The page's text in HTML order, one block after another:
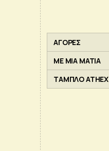
ΑΓΟΡΕΣ
ΜΕ ΜΙΑ ΜΑΤΙΑ
ΤΑΜΠΛΟ ATHEX